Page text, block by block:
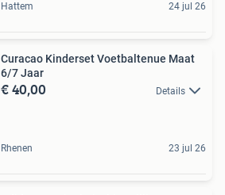
Hattem 24 jul 26
Curacao Kinderset Voetbaltenue Maat
6/7 Jaar
€ 40,00 Details
Rhenen 23 jul 26